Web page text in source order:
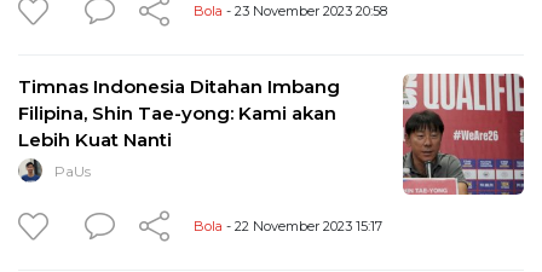
Bola - 23 November 2023 20:58
Timnas Indonesia Ditahan Imbang
Filipina, Shin Tae-yong: Kami akan
Lebih Kuat Nanti
PaUs
Bola - 22 November 2023 15:17